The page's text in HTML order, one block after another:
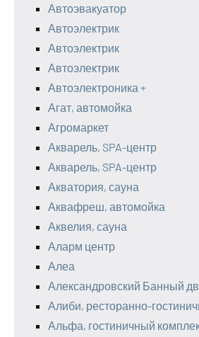
Автоэвакуатор
Автоэлектрик
Автоэлектрик
Автоэлектрик
Автоэлектроника +
Агат, автомойка
Агромаркет
Акварель, SPA-центр
Акварель, SPA-центр
Акватория, сауна
Аквафреш, автомойка
Аквелия, сауна
Аларм центр
Алеа
Александровский Банный
Алиби, ресторанно-
Альфа, гостиничный